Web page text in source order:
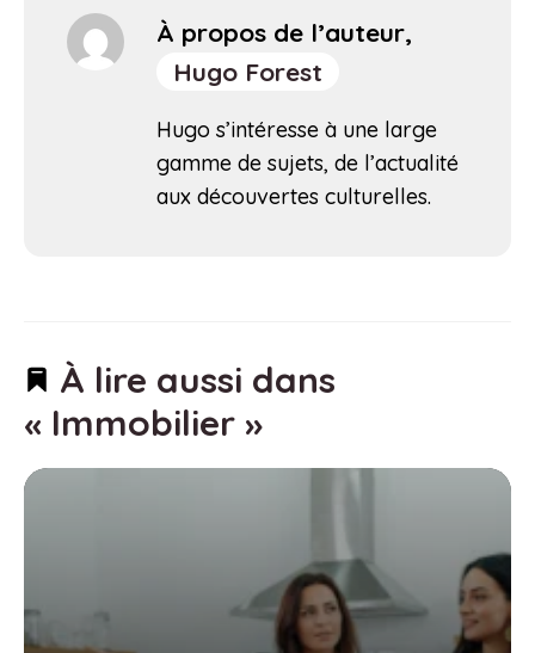
À propos de l’auteur,
Hugo Forest
Hugo s’intéresse à une large
gamme de sujets, de l’actualité
aux découvertes culturelles.
À lire aussi dans
« Immobilier »